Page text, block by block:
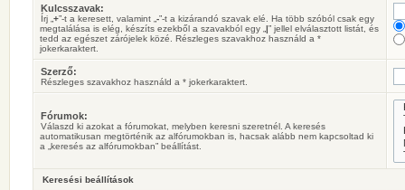
Kulcsszavak:
Írj „ +”-t a keresett, valamint „ -”-t a kizárandó szavak elé. Ha több szóból csak egy
megtalálása is elég, készíts ezekből a szavakból egy „ |” jellel elválasztott listát, és
tedd az egészet zárójelek közé. Részleges szavakhoz használd a *
jokerkaraktert.
Szerző:
Részleges szavakhoz használd a * jokerkaraktert.
Fórumok:
Válaszd ki azokat a fórumokat, melyben keresni szeretnél. A keresés
automatikusan megtörténik az alfórumokban is, hacsak alább nem kapcsoltad ki
a „keresés az alfórumokban” beállítást.
Keresési beállítások